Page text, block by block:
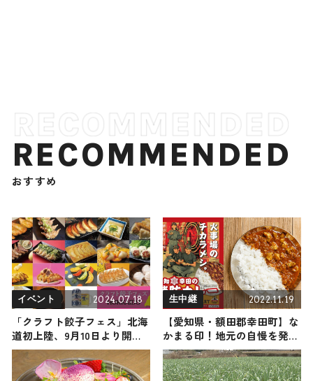
RECOMMENDED
おすすめ
イベント 2024.07.18
「クラフト餃子フェス」北海
道初上陸、9月10日より開催
決定 全国各地の個性派餃子
集結
生中継 2022.11.19
【愛知県・額田郡幸田町】な
かまる印！地元の自慢を発掘
リポート